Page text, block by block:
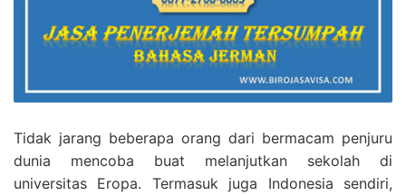
Tidak jarang beberapa orang dari bermacam penjuru
dunia mencoba buat melanjutkan sekolah di
universitas Eropa. Termasuk juga Indonesia sendiri,